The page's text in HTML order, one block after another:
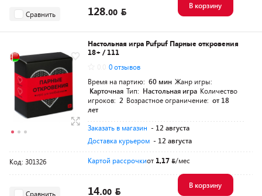
Сравнить 128.00
В корзину
Настольная игра Pufpuf Парные откровения
18+ / 111
0 отзывов
Время на партию: 60 мин Жанр игры:
Карточная Тип: Настольная игра Количество
игроков: 2 Возрастное ограничение: от 18
лет
Заказать в магазин - 12 августа
Доставка курьером - 12 августа
Код: 301326 Картой рассрочкиот 1,17 /мес
Сравнить 14.00
В корзину